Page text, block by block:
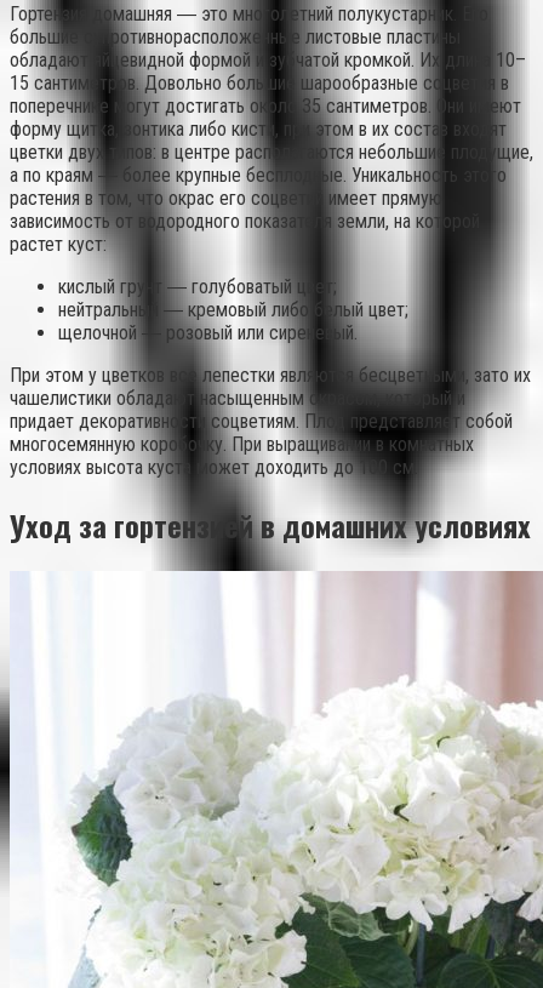
Гортензия домашняя ― это многолетний полукустарник. Его
большие супротивнорасположенные листовые пластины
обладают яйцевидной формой и зубчатой кромкой. Их длина 10–
15 сантиметров. Довольно большие шарообразные соцветия в
поперечнике могут достигать около 35 сантиметров. Они имеют
форму щитка, зонтика либо кисти, при этом в их состав входят
цветки двух типов: в центре располагаются небольшие плодущие,
а по краям ― более крупные бесплодные. Уникальность этого
растения в том, что окрас его соцветий имеет прямую
зависимость от водородного показателя земли, на которой
растет куст:
кислый грунт ― голубоватый цвет;
нейтральный ― кремовый либо белый цвет;
щелочной ― розовый или сиреневый.
При этом у цветков все лепестки являются бесцветными, зато их
чашелистики обладают насыщенным окрасом, который и
придает декоративности соцветиям. Плод представляет собой
многосемянную коробочку. При выращивании в комнатных
условиях высота куста может доходить до 100 см.
Уход за гортензией в домашних условиях